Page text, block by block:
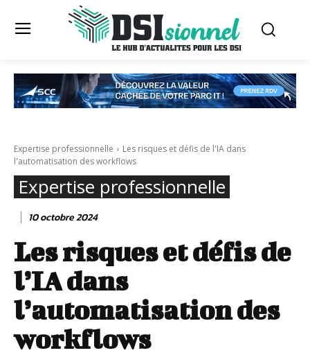
Expertise professionnelle
Les risques et défis de l'IA dans
l'automatisation des workflows
Expertise professionnelle
10 octobre 2024
Les risques et défis de
l’IA dans
l’automatisation des
workflows